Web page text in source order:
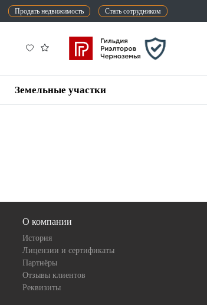
Продать недвижимость Стать сотрудником
Земельные участки
О компании
История
Лицензии и сертификаты
Партнёры
Отзывы клиентов
Реквизиты